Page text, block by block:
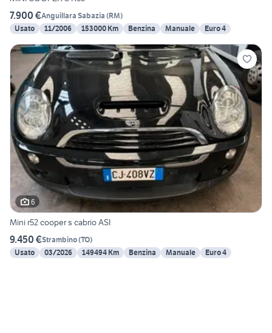
7.900 €Anguillara Sabazia (RM)
Usato
11/2006 153000 Km Benzina Manuale Euro 4
6
Mini r52 cooper s cabrio ASI
9.450 €Strambino(TO)
Usato
03/2026 149494 Km Benzina Manuale Euro 4